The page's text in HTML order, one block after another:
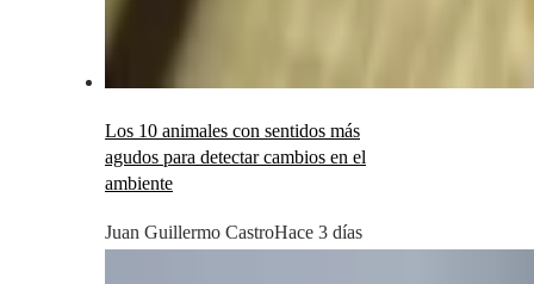
Los 10 animales con sentidos más
agudos para detectar cambios en el
ambiente
Juan Guillermo CastroHace 3 días